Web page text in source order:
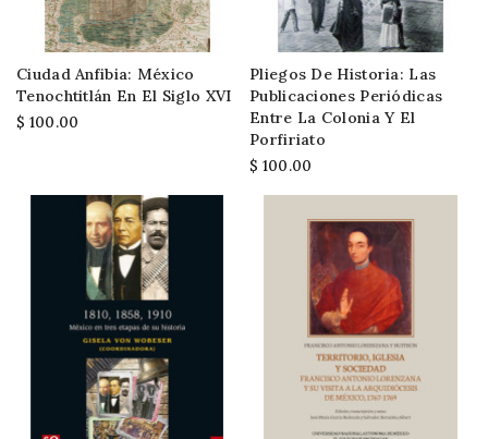
Ciudad Anfibia: México
Tenochtitlán En El Siglo XVI
$ 100.00
Pliegos De Historia: Las
Publicaciones Periódicas
Entre La Colonia Y El
Porfiriato
$ 100.00